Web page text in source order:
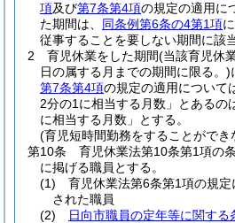
項及び第7条第4項の規定の適用に
た期間は、 同条例第6条の4第1項
従事することを要しない期間に該
2
育児休業をした期間(当該育児休
日の属する月までの期間に限る。)
第7条第4項の規定の適用について
2分の1に相当する月数」とあるの
に相当する月数」とする。
(育児短時間勤務をすることができ
第10条
育児休業法第10条第1項の
に掲げる職員とする。
(1)
育児休業法第6条第1項の規
された職員
(2)
日向市職員の定年等に関する